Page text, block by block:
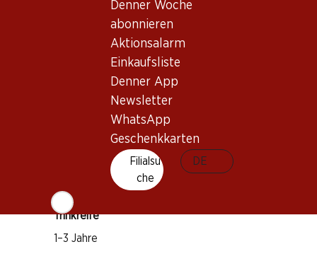
Denner Woche
abonnieren
Aktionsalarm
Einkaufsliste
Denner App
Newsletter
WhatsApp
Geschenkkarten
Filialsu
che
DE
Wissenswertes
Rosé
Trinkreife
1–3 Jahre